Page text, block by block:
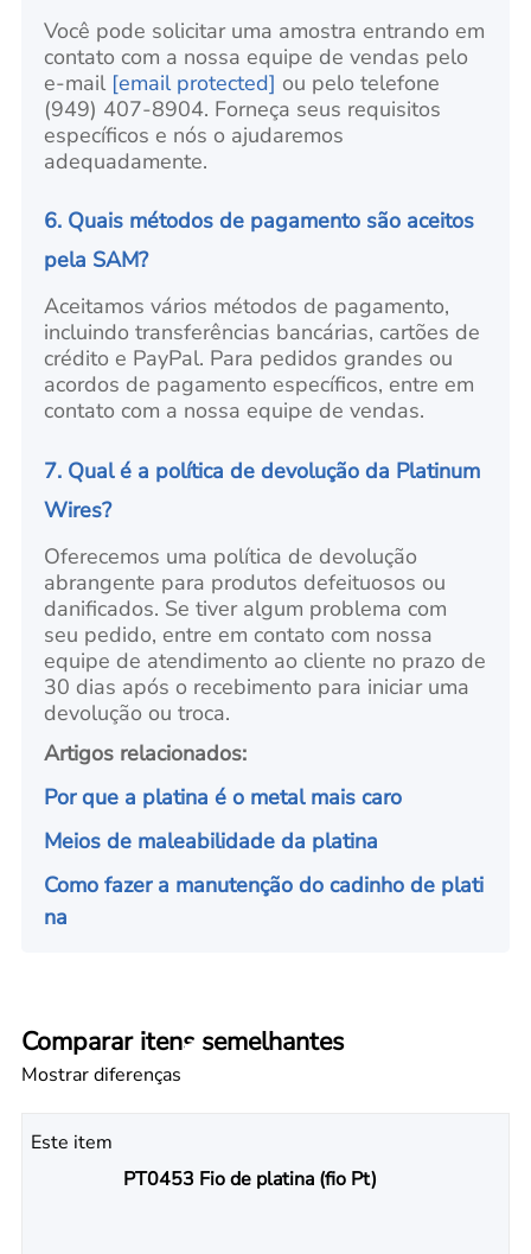
Você pode solicitar uma amostra entrando em
contato com a nossa equipe de vendas pelo
e-mail [email protected] ou pelo telefone
(949) 407-8904. Forneça seus requisitos
específicos e nós o ajudaremos
adequadamente.
6. Quais métodos de pagamento são aceitos
pela SAM?
Aceitamos vários métodos de pagamento,
incluindo transferências bancárias, cartões de
crédito e PayPal. Para pedidos grandes ou
acordos de pagamento específicos, entre em
contato com a nossa equipe de vendas.
7. Qual é a política de devolução da Platinum
Wires?
Oferecemos uma política de devolução
abrangente para produtos defeituosos ou
danificados. Se tiver algum problema com
seu pedido, entre em contato com nossa
equipe de atendimento ao cliente no prazo de
30 dias após o recebimento para iniciar uma
devolução ou troca.
Artigos relacionados:
Por que a platina é o metal mais caro
Meios de maleabilidade da platina
Como fazer a manutenção do cadinho de plati
na
Comparar itens semelhantes
Mostrar diferenças
Este item
PT0453 Fio de platina (fio Pt)